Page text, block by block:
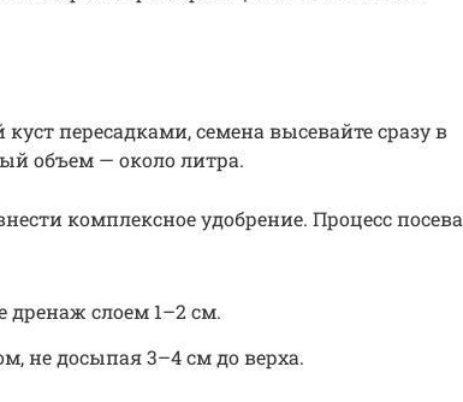
пересадками, семена высевайте сразу в
объем — около литра.
комплексное удобрение. Процесс посева
дренаж слоем 1–2 см.
не досыпая 3–4 см до верха.